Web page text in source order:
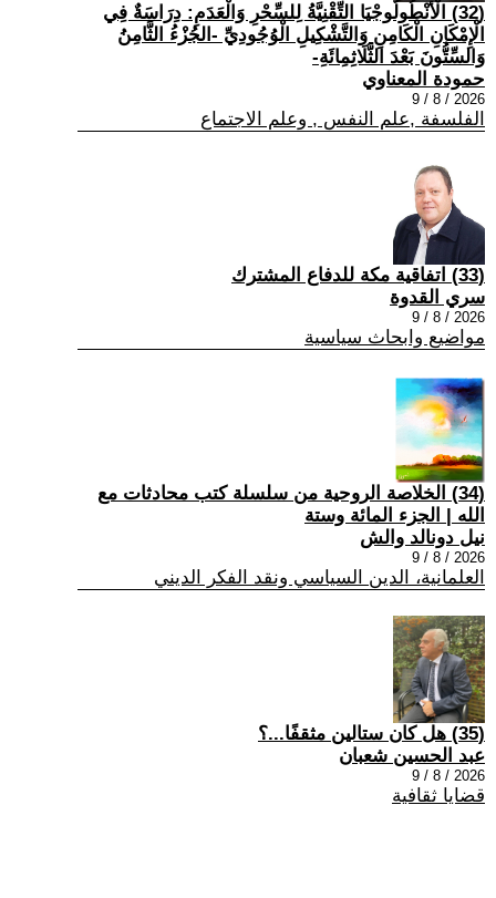
(32) الْأَنْطُولُوجْيَا التِّقْنِيَّةُ لِلسِّحْرِ وَالْعَدَمِ: دِرَاسَةٌ فِي
الْإِمْكَانِ الْكَامِنِ وَالتَّشْكِيلِ الْوُجُودِيِّ -الجُزْءُ الثَّامِنُ
وَالسِّتُّونَ بَعْدَ الثَّلَاثِمِائَةِ-
حمودة المعناوي
2026 / 8 / 9
الفلسفة ,علم النفس , وعلم الاجتماع
(33) اتفاقية مكة للدفاع المشترك
سري القدوة
2026 / 8 / 9
مواضيع وابحاث سياسية
(34) الخلاصة الروحية من سلسلة كتب محادثات مع
الله | الجزء المائة وستة
نيل دونالد والش
2026 / 8 / 9
العلمانية، الدين السياسي ونقد الفكر الديني
(35) هل كان ستالين مثقفًا...؟
عبد الحسين شعبان
2026 / 8 / 9
قضايا ثقافية